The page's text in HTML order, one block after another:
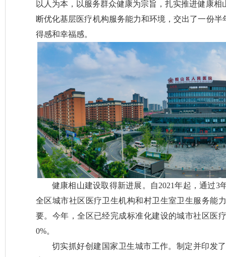
以人为本，以服务群众健康为宗旨，扎实推进健康
断优化基层医疗机构服务能力和环境，交出了一份
得感和幸福感。
健康相山建设取得新进展。自2021年起，通过3
全区城市社区医疗卫生机构和村卫生室卫生服务能
要。今年，全区已经完成标准化建设的城市社区医
0%。
切实抓好创建国家卫生城市工作。制定并印发了